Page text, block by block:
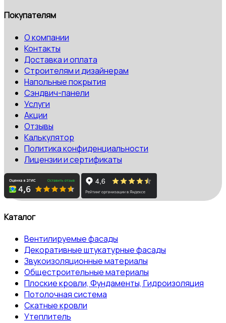
Покупателям
О компании
Контакты
Доставка и оплата
Строителям и дизайнерам
Напольные покрытия
Сэндвич-панели
Услуги
Акции
Отзывы
Калькулятор
Политика конфиденциальности
Лицензии и сертификаты
Каталог
Вентилируемые фасады
Декоративные штукатурные фасады
Звукоизоляционные материалы
Общестроительные материалы
Плоские кровли, Фундаменты, Гидроизоляция
Потолочная система
Скатные кровли
Утеплитель